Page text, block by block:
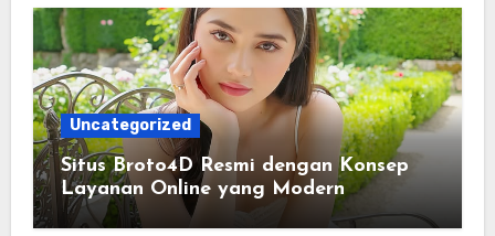
Uncategorized
Situs Broto4D Resmi dengan Konsep
Layanan Online yang Modern